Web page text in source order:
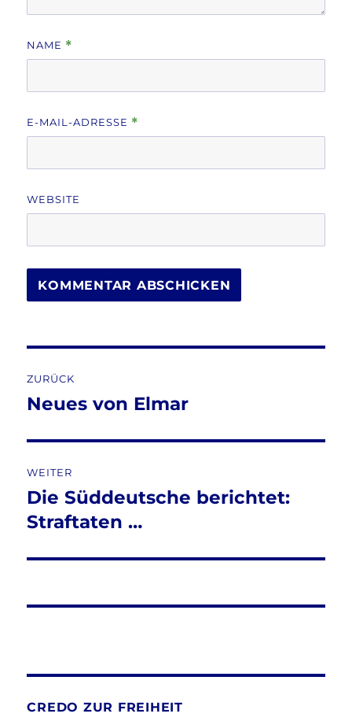
NAME *
E-MAIL-ADRESSE *
WEBSITE
ZURÜCK
Vorheriger
Neues von Elmar
WEITER
Nächster
Beitrag:
Die Süddeutsche berichtet:
Straftaten …
CREDO ZUR FREIHEIT